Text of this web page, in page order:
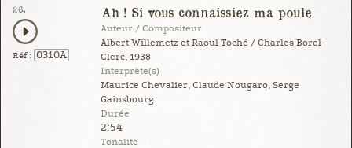
26.
Réf : 0310A
Ah ! Si vous connaissiez ma poule
Auteur / Compositeur
Albert Willemetz et Raoul Toché / Charles Borel-
Clerc, 1938
Interprète(s)
Maurice Chevalier, Claude Nougaro, Serge
Gainsbourg
Durée
2:54
Tonalité